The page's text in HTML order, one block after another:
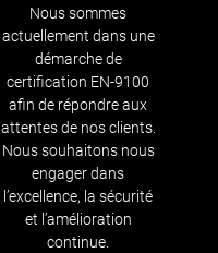
Nous sommes
actuellement dans une
démarche de
certification EN-9100
afin de répondre aux
attentes de nos clients.
Nous souhaitons nous
engager dans
l’excellence, la sécurité
et l’amélioration
continue.